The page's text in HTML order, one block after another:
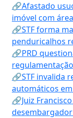
🔗Afastado
imóvel com
🔗STF forma
penduricalhos
🔗PRD
🔗STF invalida
automáticos
🔗Juiz
desembargador